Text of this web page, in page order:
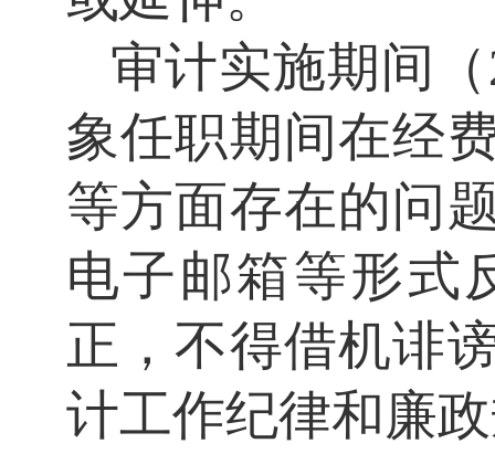
审计实施期间（
象任职期间在经
等方面存在的问
电子邮箱等形式
正，不得借机诽
计工作纪律和廉